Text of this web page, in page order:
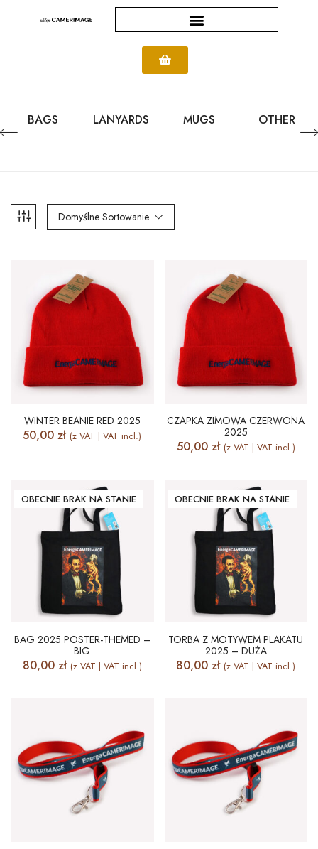
BAGS LANYARDS MUGS OTHER
Domyślne Sortowanie
WINTER BEANIE RED 2025
50,00zł (z VAT | VAT incl.)
CZAPKA ZIMOWA CZERWONA
2025
50,00 zł (z VAT | VAT incl.)
OBECNIE BRAK NA STANIE
BAG 2025 POSTER-THEMED –
BIG
80,00 zł (z VAT | VAT incl.)
OBECNIE BRAK NA STANIE
TORBA Z MOTYWEM PLAKATU
2025 – DUŻA
80,00zł (z VAT | VAT incl.)